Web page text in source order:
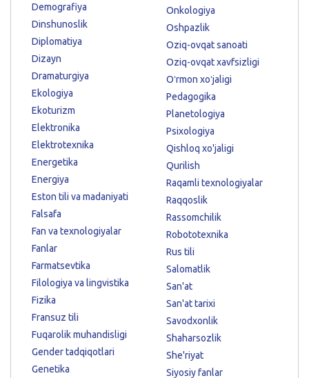
Demografiya
Dinshunoslik
Diplomatiya
Dizayn
Dramaturgiya
Ekologiya
Ekoturizm
Elektronika
Elektrotexnika
Energetika
Energiya
Eston tili va madaniyati
Falsafa
Fan va texnologiyalar
Fanlar
Farmatsevtika
Filologiya va lingvistika
Fizika
Fransuz tili
Fuqarolik muhandisligi
Gender tadqiqotlari
Genetika
Onkologiya
Oshpazlik
Oziq-ovqat sanoati
Oziq-ovqat xavfsizligi
Oʻrmon xoʻjaligi
Pedagogika
Planetologiya
Psixologiya
Qishloq xo'jaligi
Qurilish
Raqamli texnologiyalar
Raqqoslik
Rassomchilik
Robototexnika
Rus tili
Salomatlik
San'at
San'at tarixi
Savodxonlik
Shaharsozlik
She'riyat
Siyosiy fanlar